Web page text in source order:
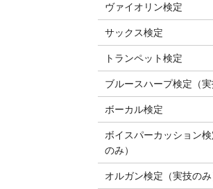
ヴァイオリン検定
サックス検定
トランペット検定
ブルースハープ検定（実
ボーカル検定
ボイスパーカッション
のみ）
オルガン検定（実技のみ